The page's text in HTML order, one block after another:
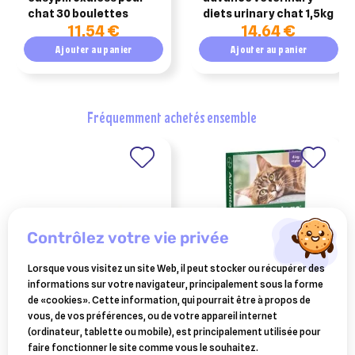
chat 30 boulettes
11,54 €
Ajouter au panier
diets urinary chat 1,5kg
14,64 €
Ajouter au panier
fréquemment achetés ensemble
CEVA SANTE ANIMALE
milbeguard duo chats – 2
comprimés (anciennement
milbactor)8,99 €
ELANCO ANIMAL
advantage 80 chat et lapin
de plus de 4 kg x4 pipettes
18,50 €
contrôlez votre vie privée
Lorsque vous visitez un site Web, il peut stocker ou récupérer des
informations sur votre navigateur, principalement sous la forme
de «cookies». Cette information, qui pourrait être à propos de
vous, de vos préférences, ou de votre appareil internet
(ordinateur, tablette ou mobile), est principalement utilisée pour
faire fonctionner le site comme vous le souhaitez.